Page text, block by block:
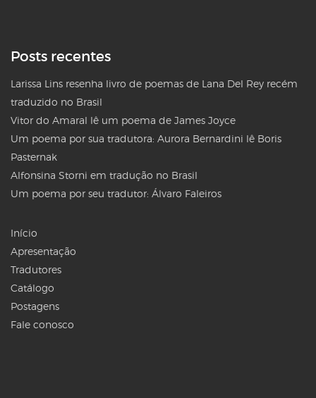
Posts recentes
Larissa Lins resenha livro de poemas de Lana Del Rey recém
traduzido no Brasil
Vitor do Amaral lê um poema de James Joyce
Um poema por sua tradutora: Aurora Bernardini lê Boris
Pasternak
Alfonsina Storni em tradução no Brasil
Um poema por seu tradutor: Álvaro Faleiros
Início
Apresentação
Tradutores
Catálogo
Postagens
Fale conosco